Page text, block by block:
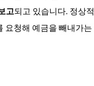
고되고 있습니다. 정상
요청해 예금을 빼내가는